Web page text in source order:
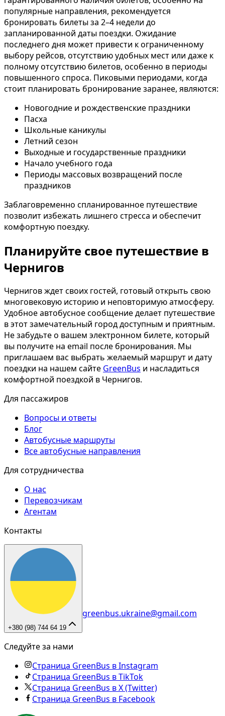
популярные направления, рекомендуется
бронировать билеты за 2–4 недели до
запланированной даты поездки. Ожидание
последнего дня может привести к ограниченному
выбору рейсов, отсутствию удобных мест или даже к
полному отсутствию билетов, особенно в периоды
повышенного спроса. Пиковыми периодами, когда
стоит планировать бронирование заранее, являются:
Новогодние и рождественские праздники
Пасха
Школьные каникулы
Летний сезон
Выходные и государственные праздники
Начало учебного года
Периоды массовых возвращений после
праздников
Заблаговременно спланированное путешествие
позволит избежать лишнего стресса и обеспечит
комфортную поездку.
Планируйте свое путешествие в
Чернигов
Чернигов ждет своих гостей, готовый открыть свою
многовековую историю и неповторимую атмосферу.
Удобное автобусное сообщение делает путешествие
в этот замечательный город доступным и приятным.
Не забудьте о вашем электронном билете, который
вы получите на email после бронирования. Мы
приглашаем вас выбрать желаемый маршрут и дату
поездки на нашем сайте GreenBus и насладиться
комфортной поездкой в Чернигов.
Для пассажиров
Вопросы и ответы
Блог
Автобусные маршруты
Все автобусные направления
Для сотрудничества
О нас
Перевозчикам
Агентам
Контакты
+380 (98) 744 64 19
greenbus.ukraine@gmail.com
Следуйте за нами
Страница GreenBus в Instagram
Страница GreenBus в TikTok
Страница GreenBus в X (Twitter)
Страница GreenBus в Facebook